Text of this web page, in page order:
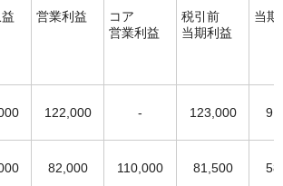
ェアーズ情報提供サイト（ONO
援
報
問ダーエンゲージメント
営業利益
コア
営業利益
税引前
当期利益
当期
122,000 - 123,000
82,000 110,000 81,500